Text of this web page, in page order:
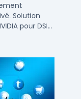
Solution
pour DSI